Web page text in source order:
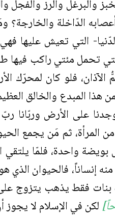
والبرغل والرز
الدّاخلة
التي تعيش عليها
تحمل مئتي راكب
فلو كان لمحرّك
هذا المبدع والخالق
على الأرض وربّانا
المرأة، ثم مَن يجمع
واحدة، فلمّا يلتقي
إنساناً، فالحيوان الذي
بنات فقط يذهب يتزوج
لكن في الإسلام لا يجوز